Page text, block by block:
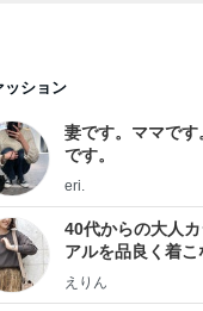
ッション
妻です。ママです
です。
eri.
40代からの大人
アルを品良く着こ
ファッションブロ
えりん